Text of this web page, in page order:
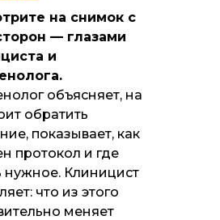
на снимок с
— глазами
и
объясняет, на
обратить
показывает, как
протокол и где
нужное. Клиницист
что из этого
меняет